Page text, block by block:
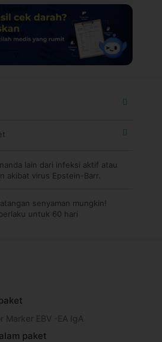
lain dari infeksi aktif atau
akibat virus Epstein-Barr.
senyaman mungkin!
untuk 60 hari
Marker EBV -EA IgA
paket